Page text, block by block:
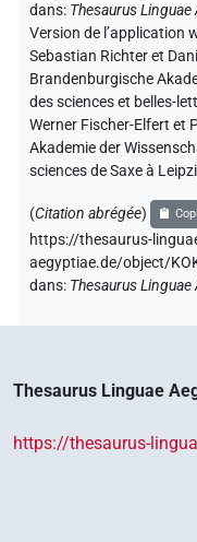
dans: Thesaurus Linguae
Version de l’application
Sebastian Richter et
Brandenburgische
des sciences et belles-
Werner Fischer-Elfert et
Akademie der
sciences de Saxe à
(Citation abrégée)
https://thesaurus-
aegyptiae.de/object/
dans: Thesaurus Linguae
Thesaurus Linguae
https://thesaurus-